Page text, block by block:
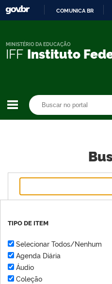
COMUNICA BR
IFF Instituto
MINISTÉRIO DA EDUCAÇÃO
TIPO DE ITEM
Selecionar Todos/Nenhum
Agenda Diária
Áudio
Coleção